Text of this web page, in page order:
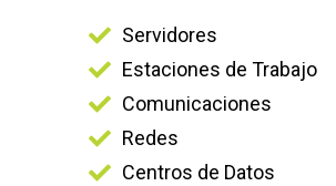
Servidores
Estaciones de Trabajo
Comunicaciones
Redes
Centros de Datos